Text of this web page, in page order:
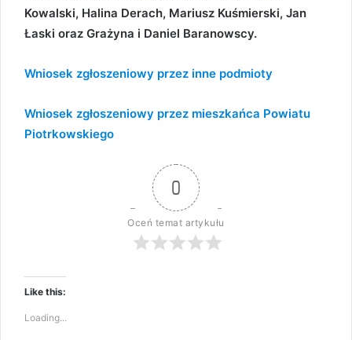
Kowalski, Halina Derach, Mariusz Kuśmierski, Jan
Łaski oraz Grażyna i Daniel Baranowscy.
Wniosek zgłoszeniowy przez inne podmioty
Wniosek zgłoszeniowy przez mieszkańca Powiatu
Piotrkowskiego
0
Oceń temat artykułu
Like this:
Loading...